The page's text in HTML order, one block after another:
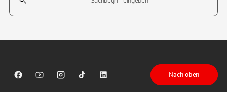
Sparkasse auf Facebook
Sparkasse auf Youtube
Sparkasse auf Instagram
Sparkasse auf TikTok
Sparkasse auf LinkedIn
Nach oben